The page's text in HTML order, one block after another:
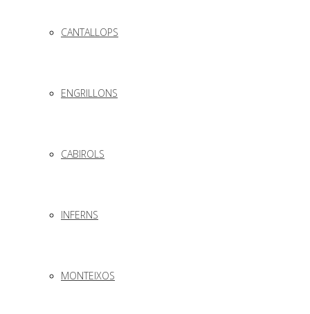
CANTALLOPS
ENGRILLONS
CABIROLS
INFERNS
MONTEIXOS